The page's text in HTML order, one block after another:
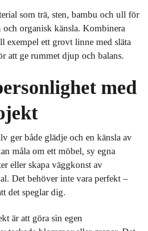
som trä, sten, bambu och ull för
och organisk känsla. Kombinera
exempel ett grovt linne med släta
att ge rummet djup och balans.
med
ger både glädje och en känsla av
måla om ett möbel, sy egna
eller skapa väggkonst av
Det behöver inte vara perfekt –
det speglar dig.
är att göra sin egen